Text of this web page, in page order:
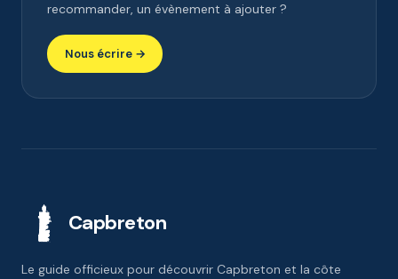
recommander, un évènement à ajouter ?
Nous écrire →
Capbreton
Le guide officieux pour découvrir Capbreton et la côte